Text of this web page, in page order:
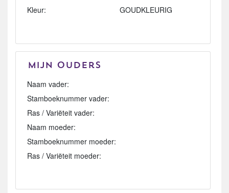
Kleur:
GOUDKLEURIG
Mijn Ouders
Naam vader:
Stamboeknummer vader:
Ras / Variëteit vader:
Naam moeder:
Stamboeknummer moeder:
Ras / Variëteit moeder: